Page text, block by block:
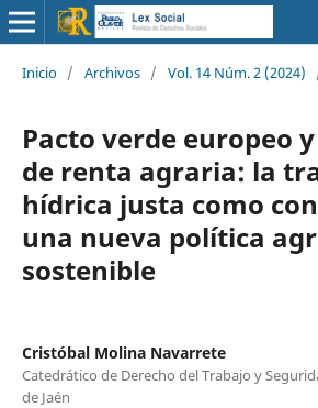
Inicio / Archivos / Vol. 14 Núm. 2 (2024)
Pacto verde europeo
de renta agraria: la
hídrica justa como
una nueva política
sostenible
Cristóbal Molina Navarrete
Catedrático de Derecho del Trabajo y
de Jaén